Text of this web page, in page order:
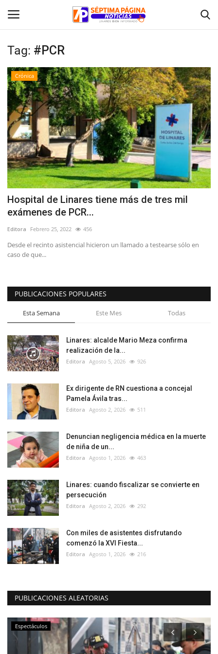
Inicio
Crónica
Policial
Tribunales
Deporte
Política
Espectáculos
Tag: #PCR
Crónica
Hospital de Linares tiene más de tres mil
exámenes de PCR...
Editora Febrero 25, 2022 456
Desde el recinto asistencial hicieron un llamado a testearse sólo en
caso de que...
PUBLICACIONES POPULARES
Esta Semana Este Mes Todas
Linares: alcalde Mario Meza confirma
realización de la...
Editora Agosto 5, 2026 926
Ex dirigente de RN cuestiona a concejal
Pamela Ávila tras...
Editora Agosto 2, 2026 511
Denuncian negligencia médica en la muerte
de niña de un...
Editora Agosto 1, 2026 463
Linares: cuando fiscalizar se convierte en
persecución
Editora Agosto 2, 2026 292
Con miles de asistentes disfrutando
comenzó la XVI Fiesta...
Editora Agosto 1, 2026 216
PUBLICACIONES ALEATORIAS
Espectáculos